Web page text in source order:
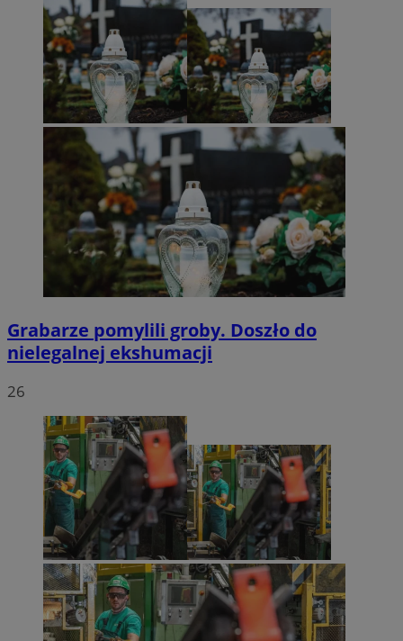
Grabarze pomylili groby. Doszło do
nielegalnej ekshumacji
26